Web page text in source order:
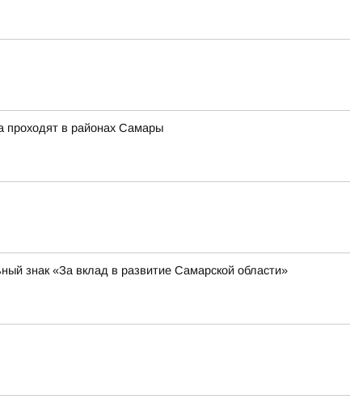
проходят в районах Самары
знак «За вклад в развитие Самарской области»